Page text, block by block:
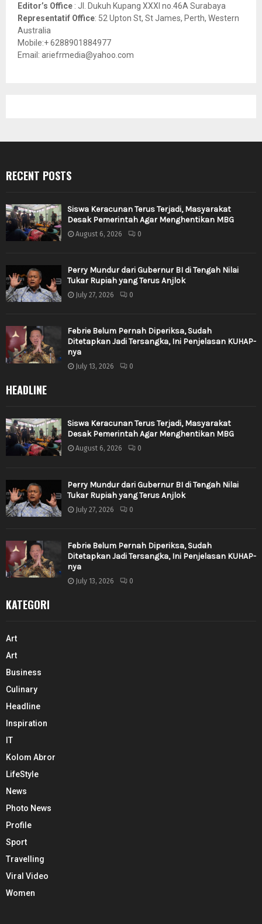
Editor’s Office : Jl. Dukuh Kupang XXXI no.46A Surabaya
Representatif Office: 52 Upton St, St James, Perth, Western
Australia
Mobile:+ 6288901884977
Email: ariefrmedia@yahoo.com
RECENT POSTS
Siswa Keracunan Terus Terjadi, Masyarakat
Desak Pemerintah Agar Menghentikan MBG
August 6, 2026 0
Perry Mundur dari Gubernur BI di Tengah Nilai
Tukar Rupiah yang Terus Anjlok
July 27, 2026 0
Febrie Belum Pernah Diperiksa, Sudah
Ditetapkan Jadi Tersangka, Ini Penjelasan KUHAP-
nya
July 13, 2026 0
HEADLINE
Siswa Keracunan Terus Terjadi, Masyarakat
Desak Pemerintah Agar Menghentikan MBG
August 6, 2026 0
Perry Mundur dari Gubernur BI di Tengah Nilai
Tukar Rupiah yang Terus Anjlok
July 27, 2026 0
Febrie Belum Pernah Diperiksa, Sudah
Ditetapkan Jadi Tersangka, Ini Penjelasan KUHAP-
nya
July 13, 2026 0
KATEGORI
Art
Art
Business
Culinary
Headline
Inspiration
IT
Kolom Abror
LifeStyle
News
Photo News
Profile
Sport
Travelling
Viral Video
Women